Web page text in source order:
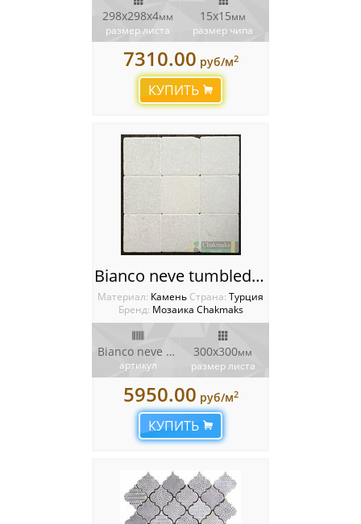
298х298х4мм
размер листа
15х15мм
размер чипа
7310.00 руб/м2
КУПИТЬ
Bianco neve tumbled Мозаика Chakmaks
Материал: Камень Cтрана: Турция
Бренд: Мозаика Chakmaks
Bianco neve tumbled
артикул
300x300мм
размер листа
5950.00 руб/м2
КУПИТЬ